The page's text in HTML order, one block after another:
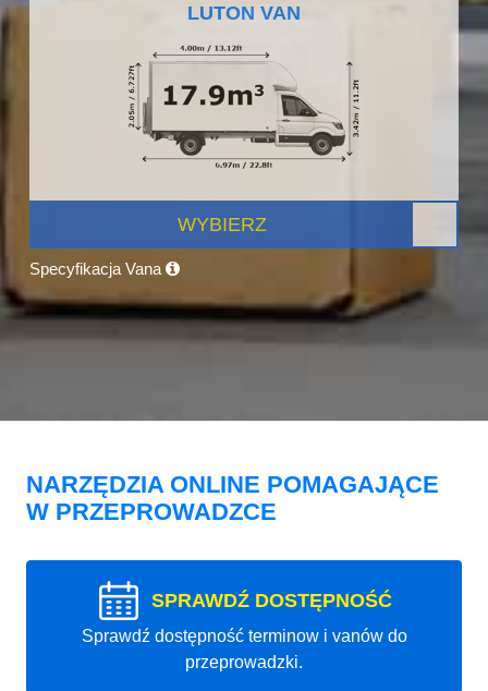
LUTON VAN
WYBIERZ
Specyfikacja Vana
NARZĘDZIA ONLINE POMAGAJĄCE
W PRZEPROWADZCE
SPRAWDŹ DOSTĘPNOŚĆ
Sprawdź dostępność terminow i vanów do
przeprowadzki.